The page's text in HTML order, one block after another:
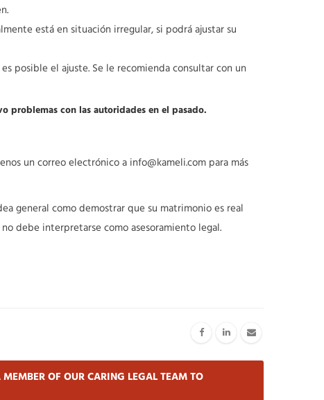
está en situación irregular, si podrá ajustar su
posible el ajuste. Se le recomienda consultar con un
problemas con las autoridades en el pasado.
un correo electrónico a info@kameli.com para más
general como demostrar que su matrimonio es real
debe interpretarse como asesoramiento legal.
OF OUR CARING LEGAL TEAM TO